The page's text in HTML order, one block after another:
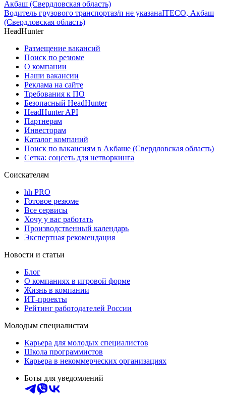
Акбаш (Свердловская область)
Водитель грузового транспортаз/п не указанаITECO, Акбаш
(Свердловская область)
HeadHunter
Размещение вакансий
Поиск по резюме
О компании
Наши вакансии
Реклама на сайте
Требования к ПО
Безопасный HeadHunter
HeadHunter API
Партнерам
Инвесторам
Каталог компаний
Поиск по вакансиям в Акбаше (Свердловская область)
Сетка: соцсеть для нетворкинга
Соискателям
hh PRO
Готовое резюме
Все сервисы
Хочу у вас работать
Производственный календарь
Экспертная рекомендация
Новости и статьи
Блог
О компаниях в игровой форме
Жизнь в компании
ИТ-проекты
Рейтинг работодателей России
Молодым специалистам
Карьера для молодых специалистов
Школа программистов
Карьера в некоммерческих организациях
Боты для уведомлений